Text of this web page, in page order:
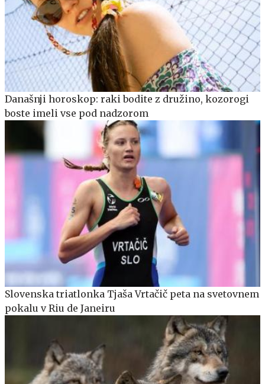
Današnji horoskop: raki bodite z družino, kozorogi
boste imeli vse pod nadzorom
Slovenska triatlonka Tjaša Vrtačič peta na svetovnem
pokalu v Riu de Janeiru